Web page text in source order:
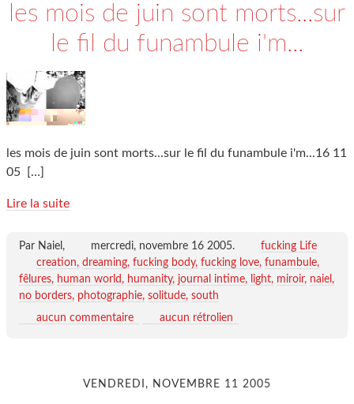
les mois de juin sont morts...sur
le fil du funambule i'm...
les mois de juin sont morts...sur le fil du funambule i'm...16 11
05
[…]
Lire la suite
Par Naiel, mercredi, novembre 16 2005.
fucking Life
creation dreaming fucking body fucking love funambule
fêlures
human world humanity journal intime light miroir naiel
no borders photographie solitude south
aucun commentaire
aucun rétrolien
VENDREDI, NOVEMBRE 11 2005